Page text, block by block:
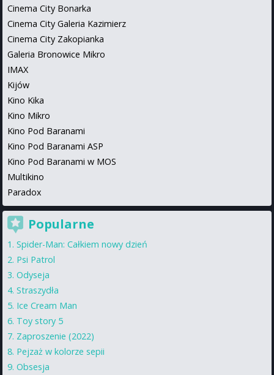
Cinema City Bonarka
Cinema City Galeria Kazimierz
Cinema City Zakopianka
Galeria Bronowice Mikro
IMAX
Kijów
Kino Kika
Kino Mikro
Kino Pod Baranami
Kino Pod Baranami ASP
Kino Pod Baranami w MOS
Multikino
Paradox
Popularne
Spider-Man: Całkiem nowy dzień
Psi Patrol
Odyseja
Straszydła
Ice Cream Man
Toy story 5
Zaproszenie (2022)
Pejzaż w kolorze sepii
Obsesja